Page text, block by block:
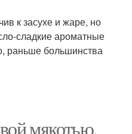
к засухе и жаре, но
сладкие ароматные
раньше большинства
мякотью.